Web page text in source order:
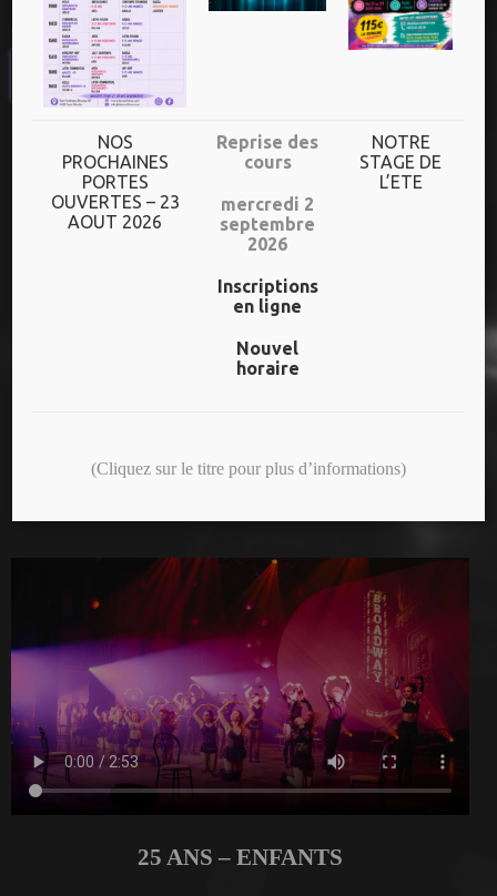
Plus de 70h de cours/semaine
Dès l’âge de 3 ans jusqu’aux adultes
Un niveau adapté à chaque danseur
NOS DERNIERS SPECTACLES
25 ANS – ENFANTS
NOS
PROCHAINES
PORTES
OUVERTES – 23
AOUT 2026
Reprise des
cours
mercredi 2
septembre
2026
Inscriptions
en ligne
Nouvel
horaire
NOTRE
STAGE DE
L’ETE
(Cliquez sur le titre pour plus d’informations)